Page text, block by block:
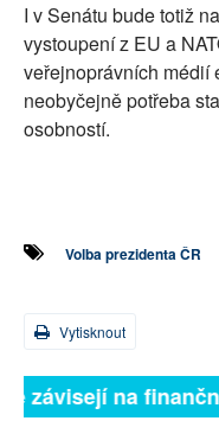
I v Senátu bude totiž
vystoupení z EU a
veřejnoprávních médií
neobyčejně potřeba
osobností.
Volba prezidenta ČR
Vytisknout
závisejí na